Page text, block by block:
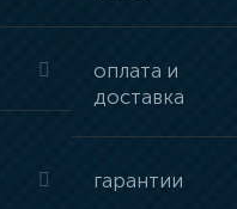
оплата и
доставка
гарантии